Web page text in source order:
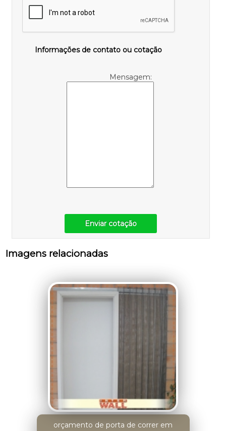
Informações de contato ou cotação
Mensagem:
Enviar cotação
Imagens relacionadas
orçamento de porta de correr em